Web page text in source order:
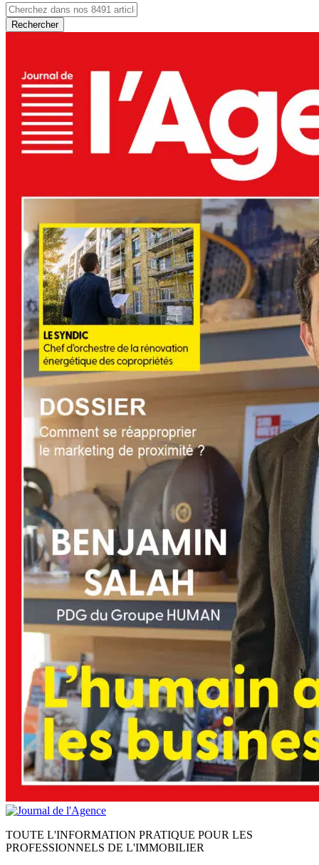
Rechercher
TOUTE L'INFORMATION PRATIQUE POUR LES
PROFESSIONNELS DE L'IMMOBILIER